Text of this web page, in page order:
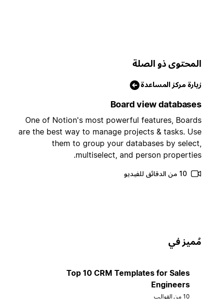
ذو الصلة
مركز المساعدة
Board view
One of Notion's most powerful features,
are the best way to manage projects & tasks.
them to group your databases by
multiselect, and person
10 من الدقائق للفيديو
في
Top 10 CRM Templates for Sales
Engineers